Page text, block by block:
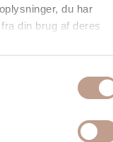
du har
din brug af deres
143,94 kr.